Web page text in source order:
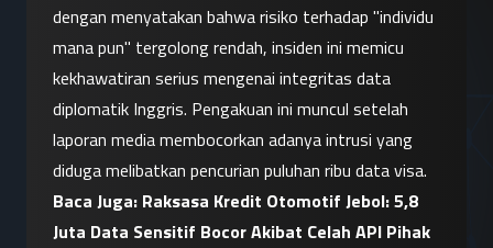
dengan menyatakan bahwa risiko terhadap "individu
mana pun" tergolong rendah, insiden ini memicu
kekhawatiran serius mengenai integritas data
diplomatik Inggris. Pengakuan ini muncul setelah
laporan media membocorkan adanya intrusi yang
diduga melibatkan pencurian puluhan ribu data visa.
Baca Juga: Raksasa Kredit Otomotif Jebol: 5,8
Juta Data Sensitif Bocor Akibat Celah API Pihak